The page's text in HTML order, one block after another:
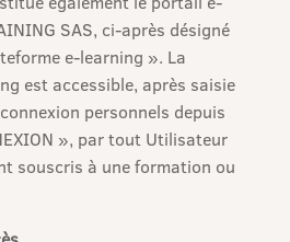
SAS, ci-après désigné
e-learning ». La
est accessible, après saisie
personnels depuis
», par tout Utilisateur
souscris à une formation ou